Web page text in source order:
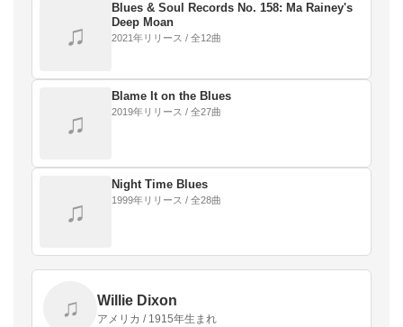
♫
Blues & Soul Records No. 158: Ma Rainey's
Deep Moan
2021年リリース / 全12曲
♫
Blame It on the Blues
2019年リリース / 全27曲
♫
Night Time Blues
1999年リリース / 全28曲
♫ Willie Dixon
アメリカ / 1915年生まれ